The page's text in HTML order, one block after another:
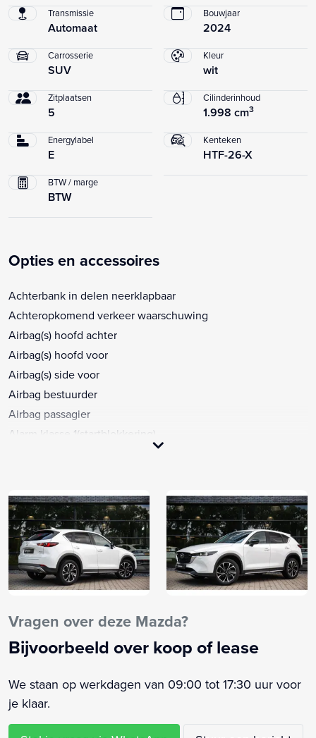
Transmissie
Automaat
Bouwjaar
2024
Carrosserie
SUV
Kleur
wit
Zitplaatsen
5
Cilinderinhoud
1.998 cm3
Energylabel
E
Kenteken
HTF-26-X
BTW / marge
BTW
Opties en accessoires
Achterbank in delen neerklapbaar
Achteropkomend verkeer waarschuwing
Airbag(s) hoofd achter
Airbag(s) hoofd voor
Airbag(s) side voor
Airbag bestuurder
Airbag passagier
Alarm klasse 1(startblokkering)
Apple Carplay/Android Auto
Armsteun achter
Armsteun voor
Autonomous Emergency Braking
Bandenspanningscontrolesysteem
Bestuurdersstoel in hoogte verstelbaar
Bluetooth
Boordcomputer
Brake Assist System
Buitenspiegels elektrisch inklapbaar
Buitenspiegels elektrisch verstelbaar
Vragen over deze Mazda?
Bijvoorbeeld over koop of lease
We staan op werkdagen van 09:00 tot 17:30 uur voor
je klaar.